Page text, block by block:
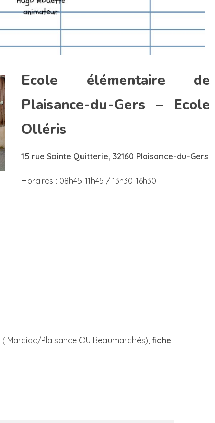
Ecole élémentaire de
Plaisance-du-Gers – Ecole
Olléris
15 rue Sainte Quitterie, 32160 Plaisance-du-Gers
Horaires : 08h45-11h45 / 13h30-16h30
( Marciac/Plaisance OU Beaumarchés), fiche